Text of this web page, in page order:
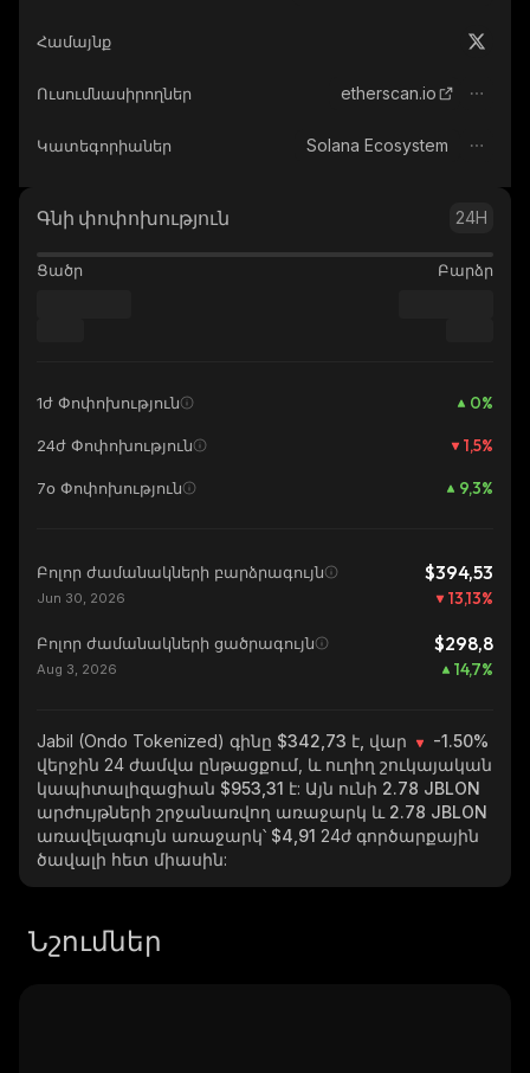
Համայնք
Ուսումնասիրողներ etherscan.io
Կատեգորիաներ Solana Ecosystem
Գնի փոփոխություն 24H
Ցածր Բարձր
1ժ Փոփոխություն 0%
24ժ Փոփոխություն 1,5%
7օ Փոփոխություն 9,3%
Բոլոր ժամանակների բարձրագույն $394,53
Jun 30, 2026 13,13%
Բոլոր ժամանակների ցածրագույն $298,8
Aug 3, 2026 14,7%
Jabil (Ondo Tokenized) գինը $342,73 է, վար
-1.50%
վերջին 24 ժամվա ընթացքում, և ուղիղ շուկայական
կապիտալիզացիան $953,31 է: Այն ունի 2.78 JBLON
արժույթների շրջանառվող առաջարկ և 2.78 JBLON
առավելագույն առաջարկ՝ $4,91 24ժ գործարքային
ծավալի հետ միասին:
Նշումներ